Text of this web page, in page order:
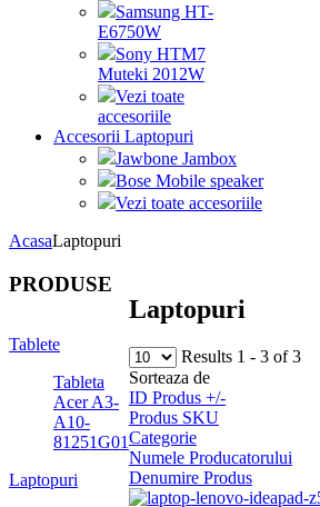
Samsung HT-
E6750W
Sony HTM7
Muteki 2012W
Vezi toate
accesoriile
Accesorii Laptopuri
Jawbone Jambox
Bose Mobile speaker
Vezi toate accesoriile
AcasaLaptopuri
Laptopuri
Results 1 - 3 of 3
Sorteaza de
ID Produs +/-
Produs SKU
Categorie
Numele Producatorului
Denumire Produs
PRODUSE
Tablete
Tableta
Acer A3-
A10-
81251G01n
Laptopuri